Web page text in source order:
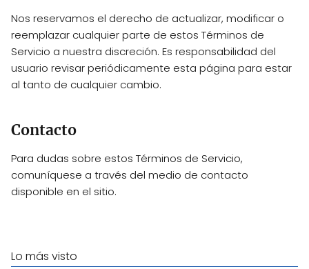
Nos reservamos el derecho de actualizar, modificar o
reemplazar cualquier parte de estos Términos de
Servicio a nuestra discreción. Es responsabilidad del
usuario revisar periódicamente esta página para estar
al tanto de cualquier cambio.
Contacto
Para dudas sobre estos Términos de Servicio,
comuníquese a través del medio de contacto
disponible en el sitio.
Lo más visto